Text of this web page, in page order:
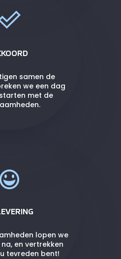
samen de
we een dag
met de
lopen we
en vertrekken
tevreden bent!